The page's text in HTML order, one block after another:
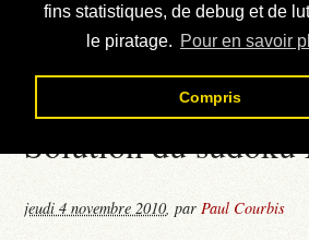
fins statistiques, de debug et de
le piratage. Pour en savoir
Compris
Téléchargement
Contact
Solution du sudoku
jeudi 4 novembre 2010,parPaul Courbis